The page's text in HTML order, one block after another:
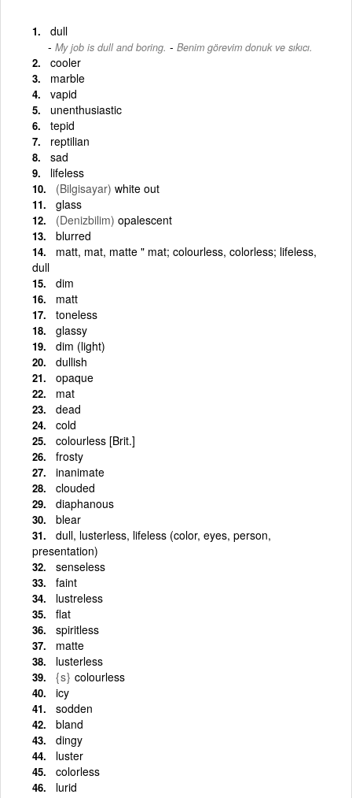
dull
My job is dull and boring. - Benim görevim donuk ve sıkıcı.
cooler
marble
vapid
unenthusiastic
tepid
reptilian
sad
lifeless
(Bilgisayar) white out
glass
(Denizbilim) opalescent
blurred
matt, mat, matte " mat; colourless, colorless; lifeless,
dull
dim
matt
toneless
glassy
dim (light)
dullish
opaque
mat
dead
cold
colourless [Brit.]
frosty
inanimate
clouded
diaphanous
blear
dull, lusterless, lifeless (color, eyes, person,
presentation)
senseless
faint
lustreless
flat
spiritless
matte
lusterless
{s} colourless
icy
sodden
bland
dingy
luster
colorless
lurid